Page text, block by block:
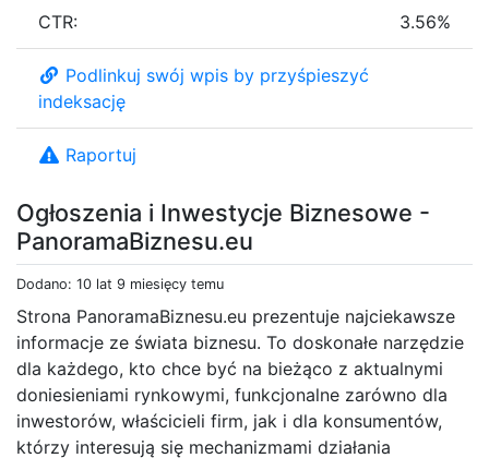
Ogłoszenia i Inwestycje Biznesowe -
PanoramaBiznesu.eu
Dodano: 10 lat 9 miesięcy temu
Strona PanoramaBiznesu.eu prezentuje najciekawsze
informacje ze świata biznesu. To doskonałe narzędzie
dla każdego, kto chce być na bieżąco z aktualnymi
doniesieniami rynkowymi, funkcjonalne zarówno dla
inwestorów, właścicieli firm, jak i dla konsumentów,
którzy interesują się mechanizmami działania
CTR: 3.56%
Podlinkuj swój wpis by przyśpieszyć
indeksację
Raportuj